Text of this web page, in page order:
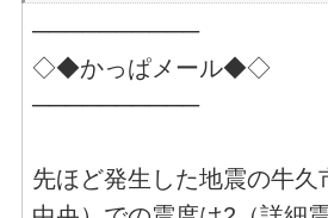
──────────
◇◆かっぱメール◆◇
──────────
先ほど発生した地震の牛久